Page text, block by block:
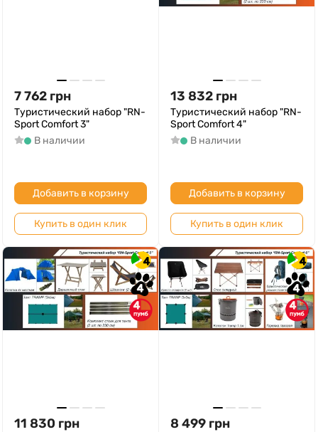
7 762 грн
Туристический набор "RN-
Sport Comfort 3"
В наличии
Добавить в корзину
Купить в один клик
13 832 грн
Туристический набор "RN-
Sport Comfort 4"
В наличии
Добавить в корзину
Купить в один клик
4
4
4
11 830 грн
4
4
4
8 499 грн